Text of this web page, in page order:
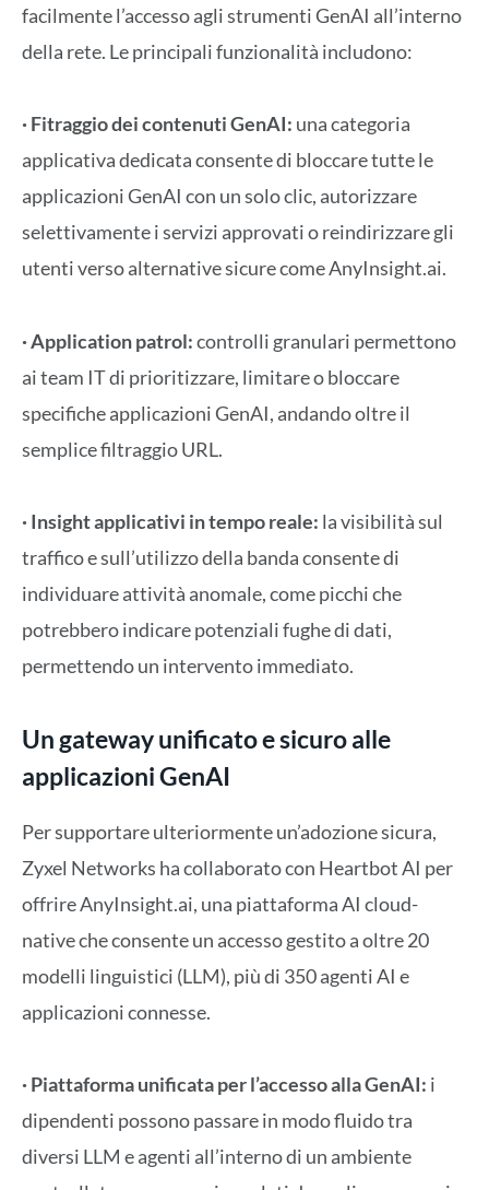
facilmente l’accesso agli strumenti GenAI all’interno
della rete. Le principali funzionalità includono:
· Fitraggio dei contenuti GenAI: una categoria
applicativa dedicata consente di bloccare tutte le
applicazioni GenAI con un solo clic, autorizzare
selettivamente i servizi approvati o reindirizzare gli
utenti verso alternative sicure come AnyInsight.ai.
· Application patrol:controlli granulari permettono
ai team IT di prioritizzare, limitare o bloccare
specifiche applicazioni GenAI, andando oltre il
semplice filtraggio URL.
· Insight applicativi in tempo reale: la visibilità sul
traffico e sull’utilizzo della banda consente di
individuare attività anomale, come picchi che
potrebbero indicare potenziali fughe di dati,
permettendo un intervento immediato.
Un gateway unificato e sicuro alle
applicazioni GenAI
Per supportare ulteriormente un’adozione sicura,
Zyxel Networks ha collaborato con Heartbot AI per
offrire AnyInsight.ai, una piattaforma AI cloud-
native che consente un accesso gestito a oltre 20
modelli linguistici (LLM), più di 350 agenti AI e
applicazioni connesse.
· Piattaforma unificata per l’accesso alla GenAI: i
dipendenti possono passare in modo fluido tra
diversi LLM e agenti all’interno di un ambiente